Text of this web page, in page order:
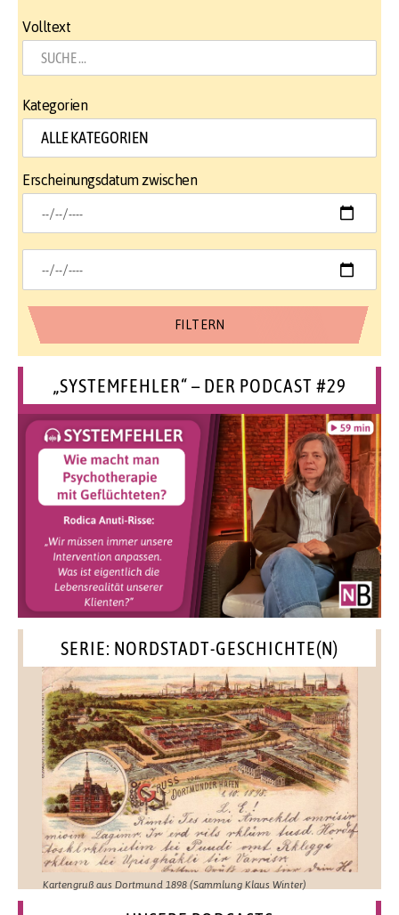
Volltext
Kategorien
Erscheinungsdatum zwischen
„SYSTEMFEHLER“ – DER PODCAST #29
SERIE: NORDSTADT-GESCHICHTE(N)
Kartengruß aus Dortmund 1898 (Sammlung Klaus Winter)